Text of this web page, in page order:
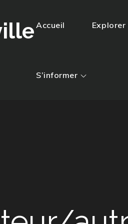
Accueil Explorer
S’informer